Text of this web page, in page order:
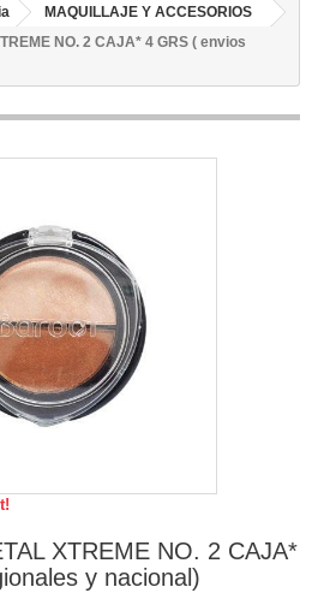
MAQUILLAJE Y ACCESORIOS
NO. 2 CAJA* 4 GRS ( envios
XTREME NO. 2 CAJA*
y nacional)